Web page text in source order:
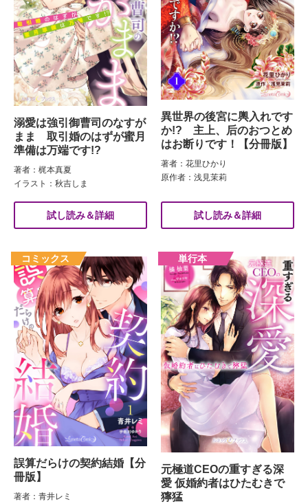
溺愛は強引御曹司のなすが
まま 取引婚のはずが蜜月
準備は万端です!?
著者：梶本真夏
イラスト：秋吉しま
試し読み＆詳細
異世界の後宮に輿入れです
か!? 主上、后のおつとめ
はお断りです！【分冊版】
著者：花里ひかり
原作者：浅見茉莉
試し読み＆詳細
誤算だらけの契約結婚【分
冊版】
著者：青井レミ
元極道CEOの重すぎる深
愛 仮婚約者はひたむきで
獰猛